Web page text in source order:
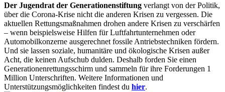
Der Jugendrat der Generationenstiftung verlangt von der Politik,
über die Corona-Krise nicht die anderen Krisen zu vergessen. Die
aktuellen Rettungsmaßnahmen drohen andere Krisen zu verschärfen
– wenn beispielsweise Hilfen für Luftfahrtunternehmen oder
Automobilkonzerne ausgerechnet fossile Antriebstechniken fördern.
Und sie lassen soziale, humanitäre und ökologische Krisen außer
Acht, die keinen Aufschub dulden. Deshalb forden Sie einen
Generationenrettungsschirm und sammeln für ihre Forderungen 1
Million Unterschriften. Weitere Informationen und
Unterstützungsmöglichkeiten findest du hier.